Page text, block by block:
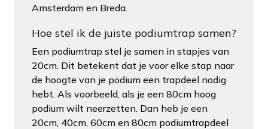
Amsterdam en Breda.
Hoe stel ik de juiste podiumtrap samen?
Een podiumtrap stel je samen in stapjes van
20cm. Dit betekent dat je voor elke stap naar
de hoogte van je podium een trapdeel nodig
hebt. Als voorbeeld, als je een 80cm hoog
podium wilt neerzetten. Dan heb je een
20cm, 40cm, 60cm en 80cm podiumtrapdeel